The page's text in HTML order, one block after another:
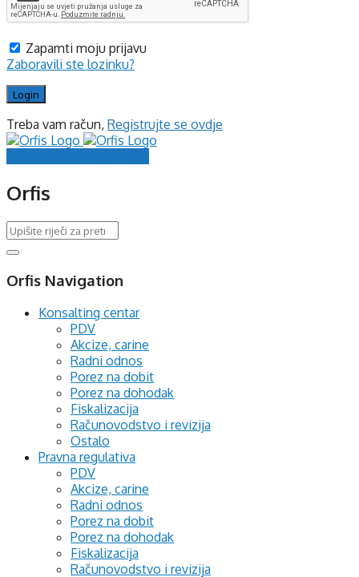
Zapamti moju prijavu
Zaboravili ste lozinku?
Treba vam račun, Registrujte se ovdje
Orfis
Orfis Navigation
Konsalting centar
PDV
Akcize, carine
Radni odnos
Porez na dobit
Porez na dohodak
Fiskalizacija
Računovodstvo i revizija
Ostalo
Pravna regulativa
PDV
Akcize, carine
Radni odnos
Porez na dobit
Porez na dohodak
Fiskalizacija
Računovodstvo i revizija